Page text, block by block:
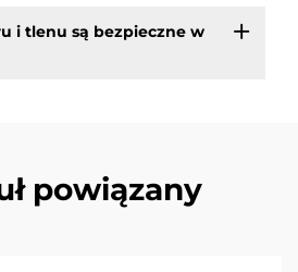
i tlenu są bezpieczne w
powiązany